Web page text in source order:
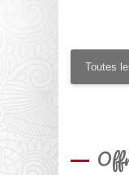
Toutes